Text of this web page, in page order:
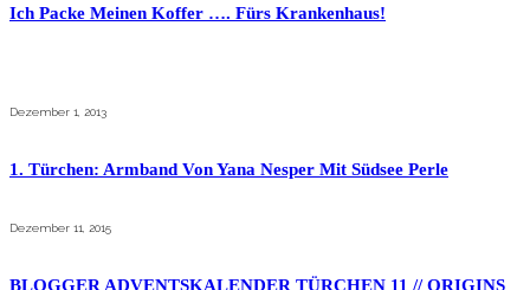
Ich Packe Meinen Koffer …. Fürs Krankenhaus!
Dezember 1, 2013
1. Türchen: Armband Von Yana Nesper Mit Südsee Perle
Dezember 11, 2015
BLOGGER ADVENTSKALENDER TÜRCHEN 11 // ORIGINS